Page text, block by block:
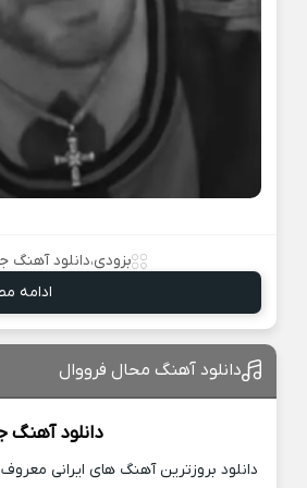
بزودی،دانلود آهنگ
ادامه
دانلود آهنگ محال فرووال
دانلود آهنگ
دانلود بروزترین آهنگ های ایرانی